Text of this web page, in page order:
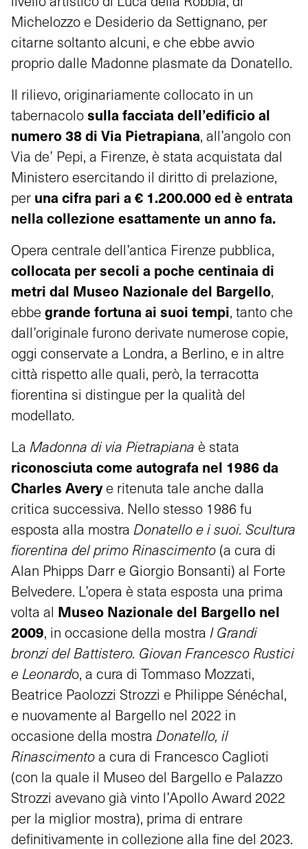
Michelozzo e Desiderio da Settignano, per
citarne soltanto alcuni, e che ebbe avvio
proprio dalle Madonne plasmate da Donatello.
Il rilievo, originariamente collocato in un
tabernacolosulla facciata dell’edificio al
numero 38 di Via Pietrapiana, all’angolo con
Via de’ Pepi, a Firenze, è stata acquistata dal
Ministero esercitando il diritto di prelazione,
per una cifra pari a € 1.200.000ed è entrata
nella collezione esattamente un anno fa.
Opera centrale dell’antica Firenze pubblica,
collocata per secoli a poche centinaia di
metri dal Museo Nazionale del Bargello,
ebbe grande fortuna ai suoi tempi, tanto che
dall’originale furono derivate numerose copie,
oggi conservate a Londra, a Berlino, e in altre
città rispetto alle quali, però, la terracotta
fiorentina si distingue per la qualità del
modellato.
La Madonna di via Pietrapiana è stata
riconosciuta come autografa nel 1986 da
Charles Averye ritenuta tale anche dalla
critica successiva. Nello stesso 1986 fu
esposta alla mostra Donatello e i suoi. Scultura
fiorentina del primo Rinascimento (a cura di
Alan Phipps Darr e Giorgio Bonsanti) al Forte
Belvedere. L’opera è stata esposta una prima
volta al Museo Nazionale del Bargello nel
2009, in occasione della mostra I Grandi
bronzi del Battistero. Giovan Francesco Rustici
e Leonardo, a cura di Tommaso Mozzati,
Beatrice Paolozzi Strozzi e Philippe Sénéchal,
e nuovamente al Bargello nel 2022 in
occasione della mostra Donatello, il
Rinascimentoa cura di Francesco Caglioti
(con la quale il Museo del Bargello e Palazzo
Strozzi avevano già vinto l’Apollo Award 2022
per la miglior mostra), prima di entrare
definitivamente in collezione alla fine del 2023.